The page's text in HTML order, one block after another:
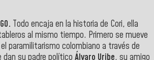
Todo encaja en la historia de Cori, ella
al mismo tiempo. Primero se mueve
paramilitarismo colombiano a través de
dan su padre político Álvaro Uribe, su amigo